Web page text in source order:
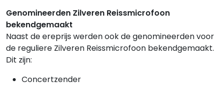
Genomineerden Zilveren Reissmicrofoon
bekendgemaakt
Naast de ereprijs werden ook de genomineerden voor
de reguliere Zilveren Reissmicrofoon bekendgemaakt.
Dit zijn:
Concertzender